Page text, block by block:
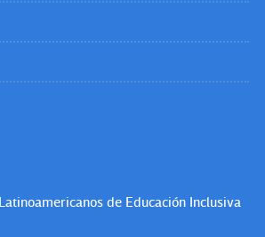
de Educación Inclusiva